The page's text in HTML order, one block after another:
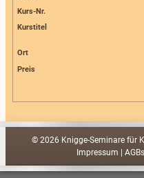
© 2026 Knigge-Seminare für
Impressum | AGBs